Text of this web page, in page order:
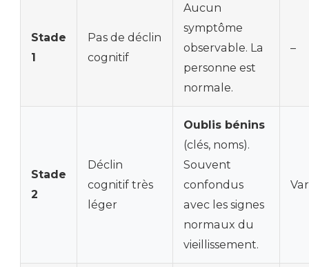
Stade
1
Pas de déclin
cognitif
Aucun
symptôme
observable. La
personne est
normale.
–
Stade
2
Déclin
cognitif très
léger
Oublis bénins
(clés, noms).
Souvent
confondus
avec les signes
normaux du
vieillissement.